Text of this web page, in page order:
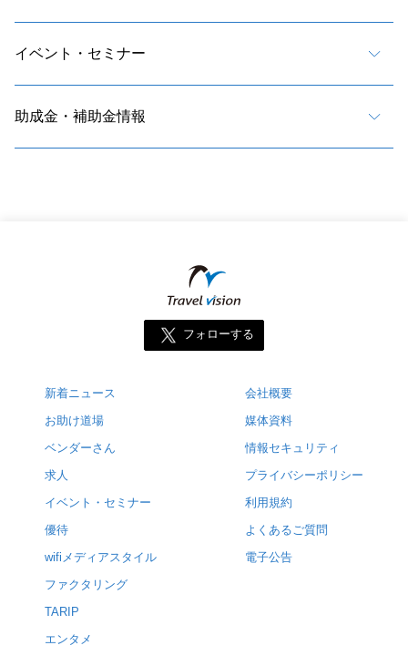
イベント・セミナー
助成金・補助金情報
フォローする
新着ニュース
お助け道場
ベンダーさん
求人
イベント・セミナー
優待
wifiメディアスタイル
ファクタリング
TARIP
エンタメ
会社概要
媒体資料
情報セキュリティ
プライバシーポリシー
利用規約
よくあるご質問
電子公告